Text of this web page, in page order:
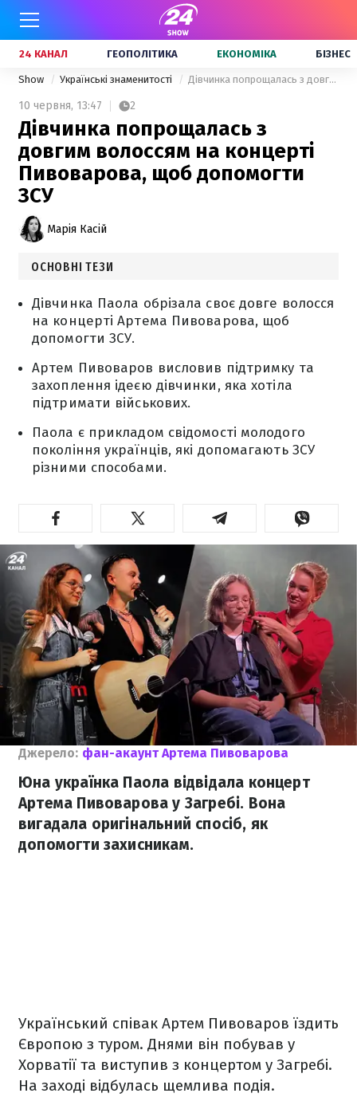
24 КАНАЛ ГЕОПОЛІТИКА ЕКОНОМІКА БІЗНЕС
Show Українські знаменитості Дівчинка попрощалась з довгим волоссям на концерті Пивоварова, щоб допомогти ЗСУ
10 червня, 13:47 2
Дівчинка попрощалась з
довгим волоссям на концерті
Пивоварова, щоб допомогти
ЗСУ
Марія Касій
ОСНОВНІ ТЕЗИ
Дівчинка Паола обрізала своє довге волосся
на концерті Артема Пивоварова, щоб
допомогти ЗСУ.
Артем Пивоваров висловив підтримку та
захоплення ідеєю дівчинки, яка хотіла
підтримати військових.
Паола є прикладом свідомості молодого
покоління українців, які допомагають ЗСУ
різними способами.
Джерело: фан-акаунт Артема Пивоварова
Юна українка Паола відвідала концерт
Артема Пивоварова у Загребі. Вона
вигадала оригінальний спосіб, як
допомогти захисникам.
Український співак Артем Пивоваров їздить
Європою з туром. Днями він побував у
Хорватії та виступив з концертом у Загребі.
На заході відбулась щемлива подія.